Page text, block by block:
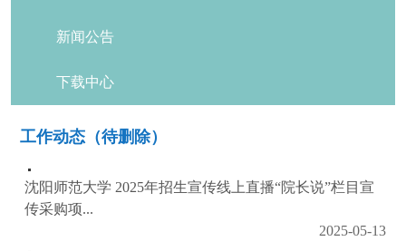
新闻公告
下载中心
工作动态（待删除）
沈阳师范大学 2025年招生宣传线上直播“院长说”栏目宣
传采购项...
2025-05-13